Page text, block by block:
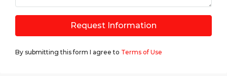
Request Information
By submitting this form I agree to Terms of Use